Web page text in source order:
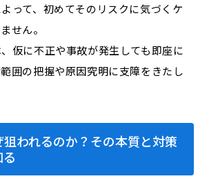
って、初めてそのリスクに気づくケ
せん。
仮に不正や事故が発生しても即座に
囲の把握や原因究明に支障をきたし
われるのか？その本質と対策